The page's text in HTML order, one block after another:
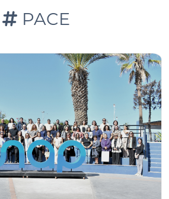
PACE